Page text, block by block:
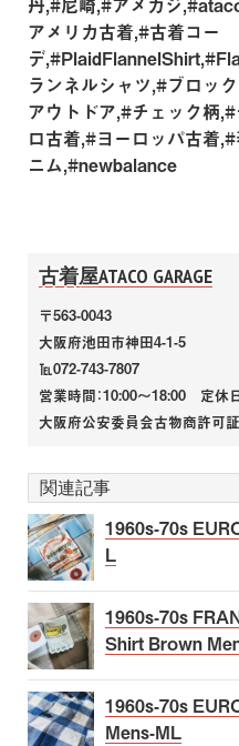
アメリカ古着,#古着コー
デ
ランネルシャツ,#ブロッ
アウトドア,#チェック柄
ロ古着,#ヨーロッパ古着
ニム,#newbalance
古着屋ATACO GARAGE
〒563-0043
大阪府池田市神田4-1-5
℡072-743-7807
営業時間：10:00～18:00 定休
大阪府公安委員会古物商許可
関連記事
1960s-70s
L
1960s-70s
Shirt Brown
1960s-70s
Mens-ML